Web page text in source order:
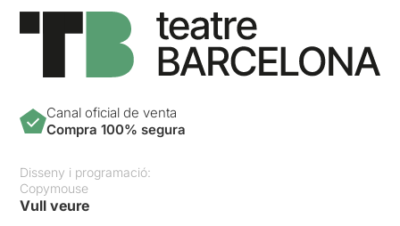
Canal oficial de venta
Compra 100% segura
Disseny i programació:
Copymouse
Vull veure